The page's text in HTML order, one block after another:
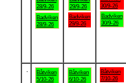
28/9-26
Badviken
28/9-26
29/9-26
Badviken
29/9-26
30/9-26
Badviken
30/9-26
Båtviken
5/10-26
Båtviken
6/10-26
Båtviken
7/10-26